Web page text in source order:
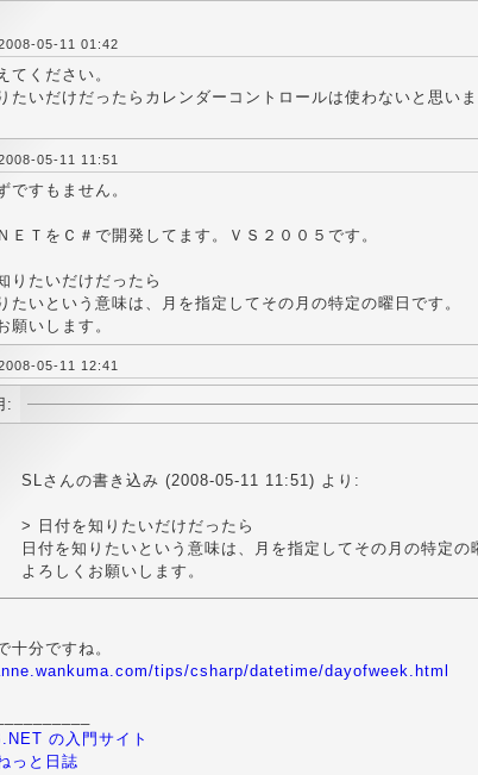
05-11 01:42
てください。
たいだけだったらカレンダーコントロールは使わないと思い
05-11 11:51
ですもません。
ＥＴをＣ＃で開発してます。ＶＳ２００５です。
りたいだけだったら
たいという意味は、月を指定してその月の特定の曜日です。
願いします。
05-11 12:41
:
SLさんの書き込み (2008-05-11 11:51) より:
> 日付を知りたいだけだったら
日付を知りたいという意味は、月を指定してその月の特定の
よろしくお願いします。
十分ですね。
tips/csharp/datetime/dayofweek.html
の入門サイト
っと日誌